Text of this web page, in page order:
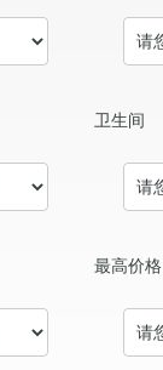
卫生间
最高价格